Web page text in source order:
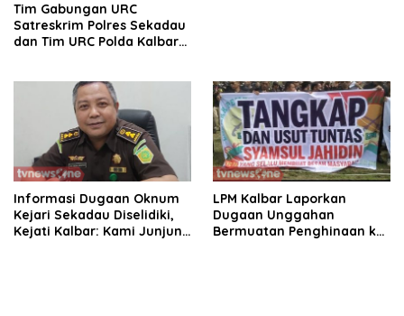
Tim Gabungan URC
Satreskrim Polres Sekadau
dan Tim URC Polda Kalbar
Informasi Dugaan Oknum
Kejari Sekadau Diselidiki,
Kejati Kalbar: Kami Junjung
LPM Kalbar Laporkan
Dugaan Unggahan
Bermuatan Penghinaan ke